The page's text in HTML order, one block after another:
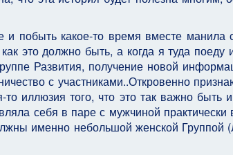
побыть какое-то время вместе манила
это должно быть, а когда я туда поеду
Развития, получение новой
с участниками..Откровенно
то иллюзия того, что это так важно быть
себя в паре с мужчиной практически
именно небольшой женской Группой